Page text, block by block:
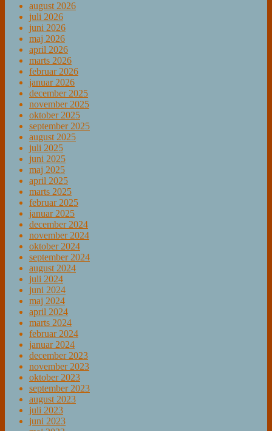
august 2026
juli 2026
juni 2026
maj 2026
april 2026
marts 2026
februar 2026
januar 2026
december 2025
november 2025
oktober 2025
september 2025
august 2025
juli 2025
juni 2025
maj 2025
april 2025
marts 2025
februar 2025
januar 2025
december 2024
november 2024
oktober 2024
september 2024
august 2024
juli 2024
juni 2024
maj 2024
april 2024
marts 2024
februar 2024
januar 2024
december 2023
november 2023
oktober 2023
september 2023
august 2023
juli 2023
juni 2023